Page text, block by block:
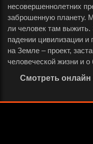
несовершеннолетних
заброшенную планету.
ли человек там
падении цивилизации и
на Земле – проект,
человеческой жизни и
Смотреть онлайн